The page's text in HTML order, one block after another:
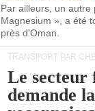
Par ailleurs, un autre
Magnesium », a été
près d'Oman.
TRANSPORT PAR
Le
demande la